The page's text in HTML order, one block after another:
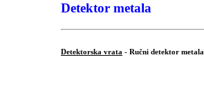
Detektor metala
Detektorska vrata - Ručni detektor metala